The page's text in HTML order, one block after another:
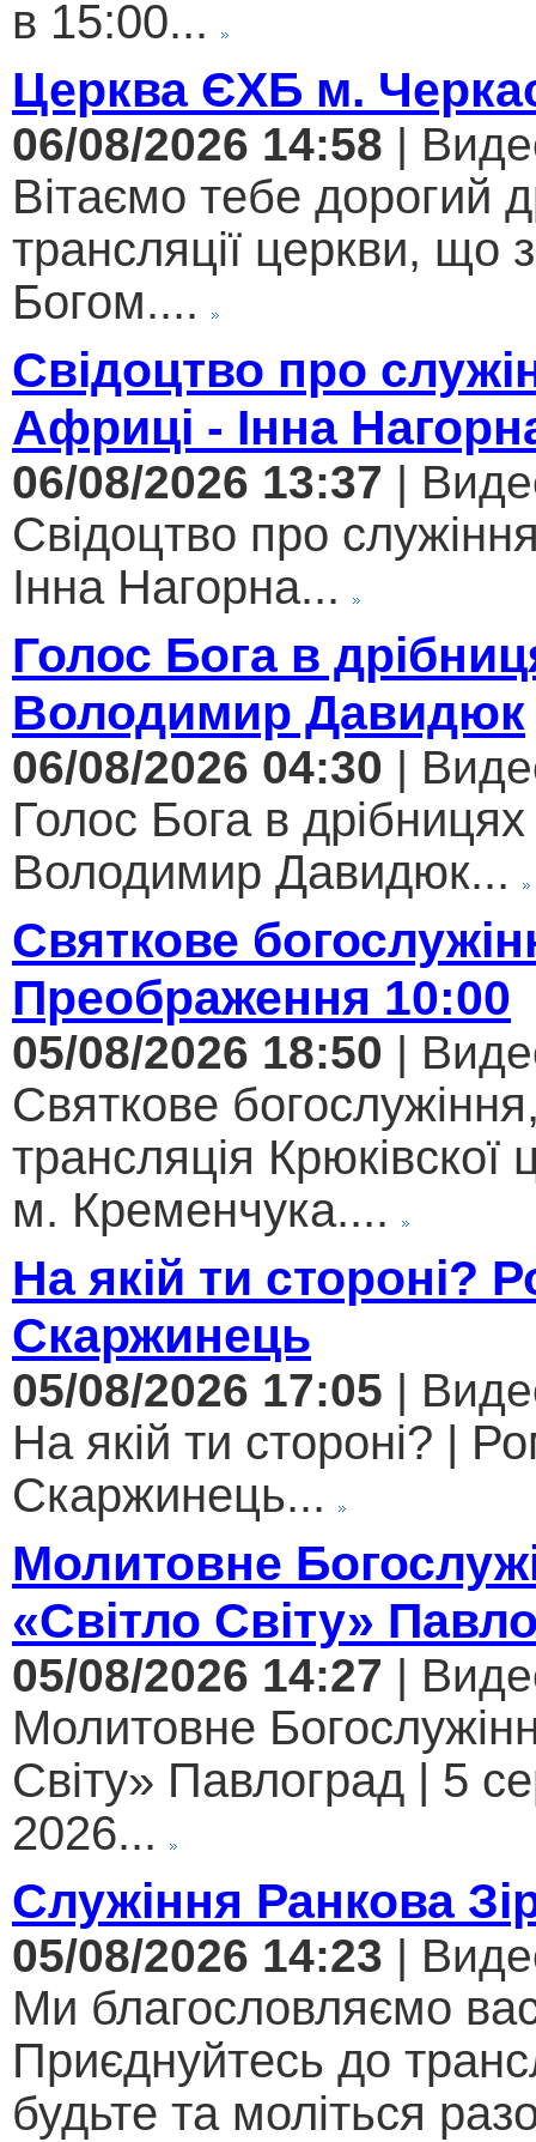
в 15:00...
Церква ЄХБ м.
06/08/2026 14:58 |
Вітаємо тебе дорогий
трансляції церкви, що
Богом....
Свідоцтво про
Африці - Інна
06/08/2026 13:37 |
Свідоцтво про
Інна Нагорна...
Голос Бога в
Володимир Давидюк
06/08/2026 04:30 |
Голос Бога в
Володимир Давидюк...
Святкове
Преображення 10:00
05/08/2026 18:50 |
Святкове
трансляція
м. Кременчука....
На якій ти стороні?
Скаржинець
05/08/2026 17:05 |
На якій ти стороні? |
Скаржинець...
Молитовне
«Світло Світу»
05/08/2026 14:27 |
Молитовне
Світу» Павлоград | 5
2026...
Служіння Ранкова
05/08/2026 14:23 |
Ми благословляємо
Приєднуйтесь до
будьте та моліться